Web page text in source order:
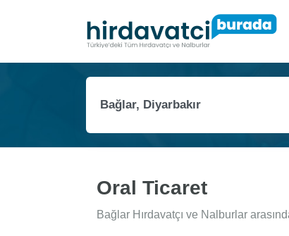
Oral Ticaret
Bağlar Hırdavatçı ve Nalburlar